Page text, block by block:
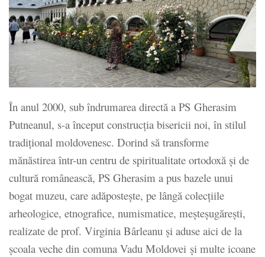
În anul 2000, sub îndrumarea directă a PS Gherasim
Putneanul, s-a început construcția bisericii noi, în stilul
tradițional moldovenesc. Dorind să transforme
mănăstirea într-un centru de spiritualitate ortodoxă și de
cultură românească, PS Gherasim a pus bazele unui
bogat muzeu, care adăpostește, pe lângă colecțiile
arheologice, etnografice, numismatice, meșteșugărești,
realizate de prof. Virginia Bârleanu și aduse aici de la
școala veche din comuna Vadu Moldovei și multe icoane